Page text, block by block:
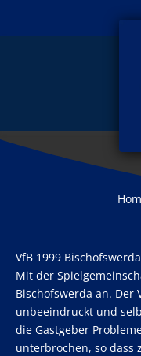
VfB 1999
Mit der
Bischofswerda an.
unbeeindruckt und
die Gastgeber
unterbrochen, so dass